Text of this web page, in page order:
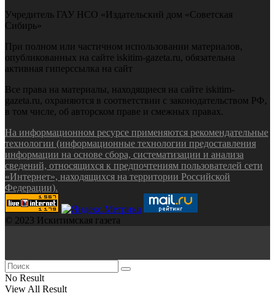
Учредитель ГАУ НСО «Издательский дом «Советская
Сибирь»
При полном или частичном использовании материалов,
опубликованных на сайте iskitim-gazeta.ru, обязательна
активная гиперссылка на сайт
Все права на материалы, находящиеся на сайте iskitim-
gazeta.ru, охраняются в соответствии с законодательством РФ,
в том числе, об авторском праве и смежных правах.
На информационном ресурсе применяются рекомендательные
технологии (информационные технологии предоставления
информации на основе сбора, систематизации и анализа
сведений, относящихся к предпочтениям пользователей сети
«Интернет», находящихся на территории Российской
Федерации).
© 2023 Искитимская газета
No Result
View All Result